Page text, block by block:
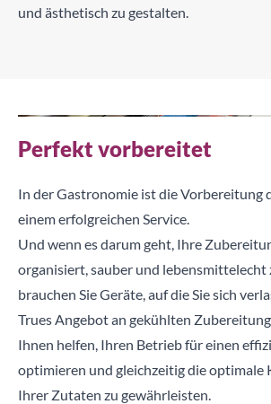
und ästhetisch zu gestalten.
Perfekt vorbereitet
In der Gastronomie ist die Vorbereitung
einem erfolgreichen Service.
Und wenn es darum geht, Ihre
organisiert, sauber und lebensmittelecht
brauchen Sie Geräte, auf die Sie sich
Trues Angebot an gekühlten
Ihnen helfen, Ihren Betrieb für einen
optimieren und gleichzeitig die optimale
Ihrer Zutaten zu gewährleisten.